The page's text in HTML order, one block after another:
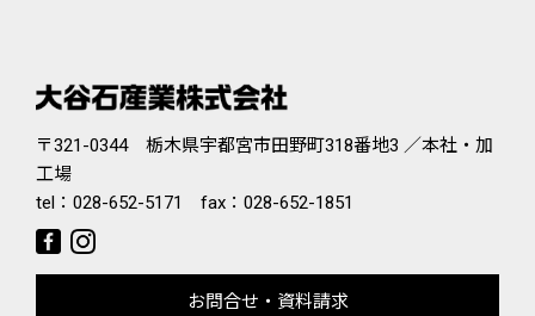
〒321-0344 栃木県宇都宮市田野町318番地3 ／本社・加
工場
tel： 028-652-5171 fax：028-652-1851
お問合せ・資料請求